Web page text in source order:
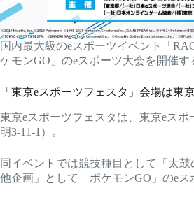
国内最大級のeスポーツイベント「
ケモンGO」のeスポーツ大会を開催す
「東京eスポーツフェスタ」会場は東
東京eスポーツフェスタは、東京eス
明3-11-1）。
同イベントでは競技種目として「太
他企画」として「ポケモンGO」のe